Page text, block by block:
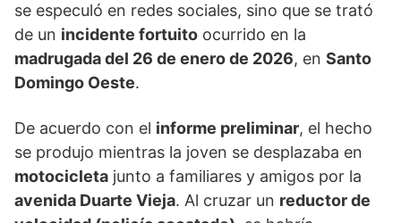
se especuló en redes sociales, sino que se trató
de un incidente fortuito ocurrido en la
madrugada del 26 de enero de 2026, en Santo
Domingo Oeste.
De acuerdo con el informe preliminar, el hecho
se produjo mientras la joven se desplazaba en
motocicleta junto a familiares y amigos por la
avenida Duarte Vieja. Al cruzar un reductor de